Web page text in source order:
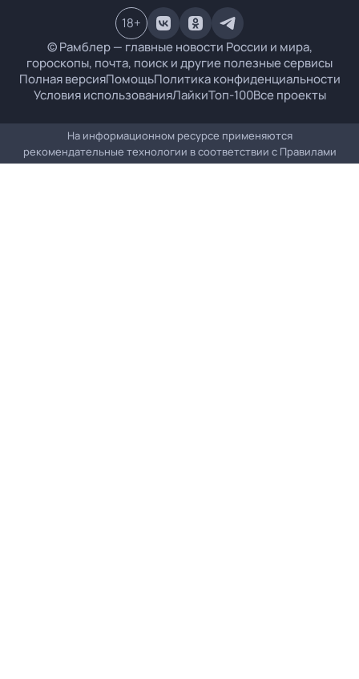
© Рамблер — главные новости России и мира,
гороскопы, почта, поиск и другие полезные сервисы
Полная версияПомощьПолитика конфиденциальности
Условия использованияЛайкиТоп-100Все проекты
18+
На информационном ресурсе применяются
рекомендательные технологии в соответствии с Правилами